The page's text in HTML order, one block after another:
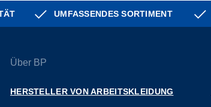
UMFASSENDES SORTIMENT
Über BP
HERSTELLER VON ARBEITSKLEIDUNG